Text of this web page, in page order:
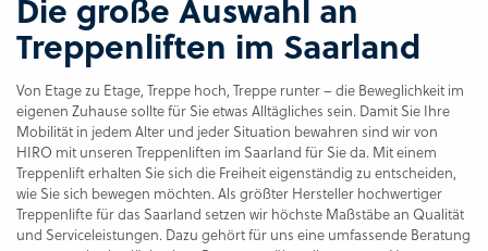
Treppenliften im Saarland
Von Etage zu Etage, Treppe hoch, Treppe runter – die Beweglichkeit im
eigenen Zuhause sollte für Sie etwas Alltägliches sein. Damit Sie Ihre
Mobilität in jedem Alter und jeder Situation bewahren sind wir von
HIRO mit unseren Treppenliften im Saarland für Sie da. Mit einem
Treppenlift erhalten Sie sich die Freiheit eigenständig zu entscheiden,
wie Sie sich bewegen möchten. Als größter Hersteller hochwertiger
Treppenlifte für das Saarland setzen wir höchste Maßstäbe an Qualität
und Serviceleistungen. Dazu gehört für uns eine umfassende Beratung